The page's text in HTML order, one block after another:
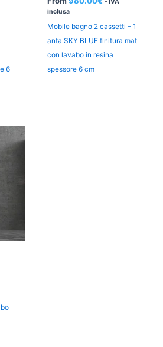
6
inclusa
Mobile bagno 2 cassetti – 1
anta SKY BLUE finitura mat
con lavabo in resina
spessore 6 cm